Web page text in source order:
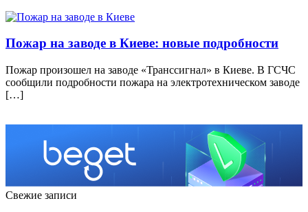
Пожар на заводе в Киеве: новые подробности
Пожар произошел на заводе «Транссигнал» в Киеве. В ГСЧС
сообщили подробности пожара на электротехническом заводе
[…]
Свежие записи